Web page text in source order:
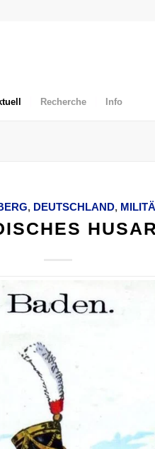
Recherche Info
, DEUTSCHLAND,